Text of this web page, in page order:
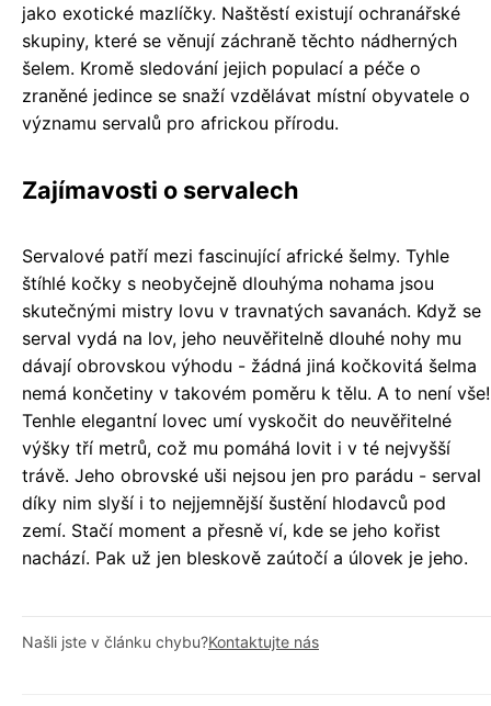
jako exotické mazlíčky. Naštěstí existují ochranářské
skupiny, které se věnují záchraně těchto nádherných
šelem. Kromě sledování jejich populací a péče o
zraněné jedince se snaží vzdělávat místní obyvatele o
významu servalů pro africkou přírodu.
Zajímavosti o servalech
Servalové patří mezi fascinující africké šelmy. Tyhle
štíhlé kočky s neobyčejně dlouhýma nohama jsou
skutečnými mistry lovu v travnatých savanách. Když se
serval vydá na lov, jeho neuvěřitelně dlouhé nohy mu
dávají obrovskou výhodu - žádná jiná kočkovitá šelma
nemá končetiny v takovém poměru k tělu. A to není vše!
Tenhle elegantní lovec umí vyskočit do neuvěřitelné
výšky tří metrů, což mu pomáhá lovit i v té nejvyšší
trávě. Jeho obrovské uši nejsou jen pro parádu - serval
díky nim slyší i to nejjemnější šustění hlodavců pod
zemí. Stačí moment a přesně ví, kde se jeho kořist
nachází. Pak už jen bleskově zaútočí a úlovek je jeho.
Našli jste v článku chybu?Kontaktujte nás